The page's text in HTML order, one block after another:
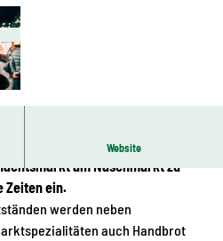
BY
Website
Straße und dem Salzgäßchen
am Naschmarkt zu
Zeiten ein.
werden neben
auch Handbrot